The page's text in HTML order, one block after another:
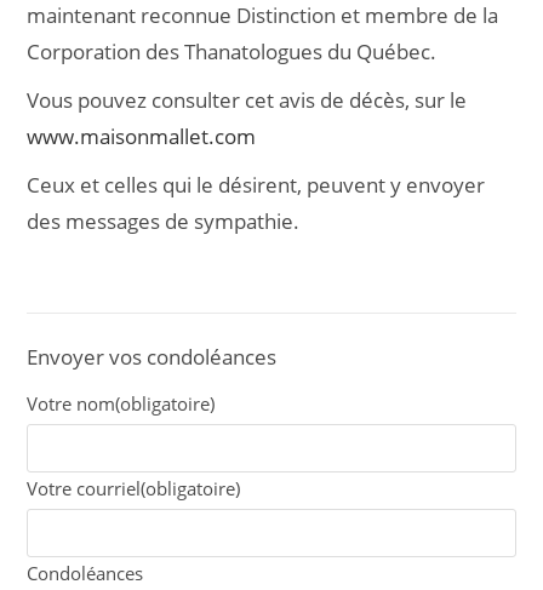
maintenant reconnue Distinction et membre de la
Corporation des Thanatologues du Québec.
Vous pouvez consulter cet avis de décès, sur le
www.maisonmallet.com
Ceux et celles qui le désirent, peuvent y envoyer
des messages de sympathie.
Envoyer vos condoléances
Votre nom(obligatoire)
Votre courriel(obligatoire)
Condoléances